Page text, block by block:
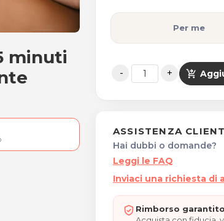
45 minuti
minuti
Per me
shopping_cart_checkout
ASSISTENZA
Hai dubbi o domande?
Leggi le FAQ
Inviaci una richiesta di
Rimborso